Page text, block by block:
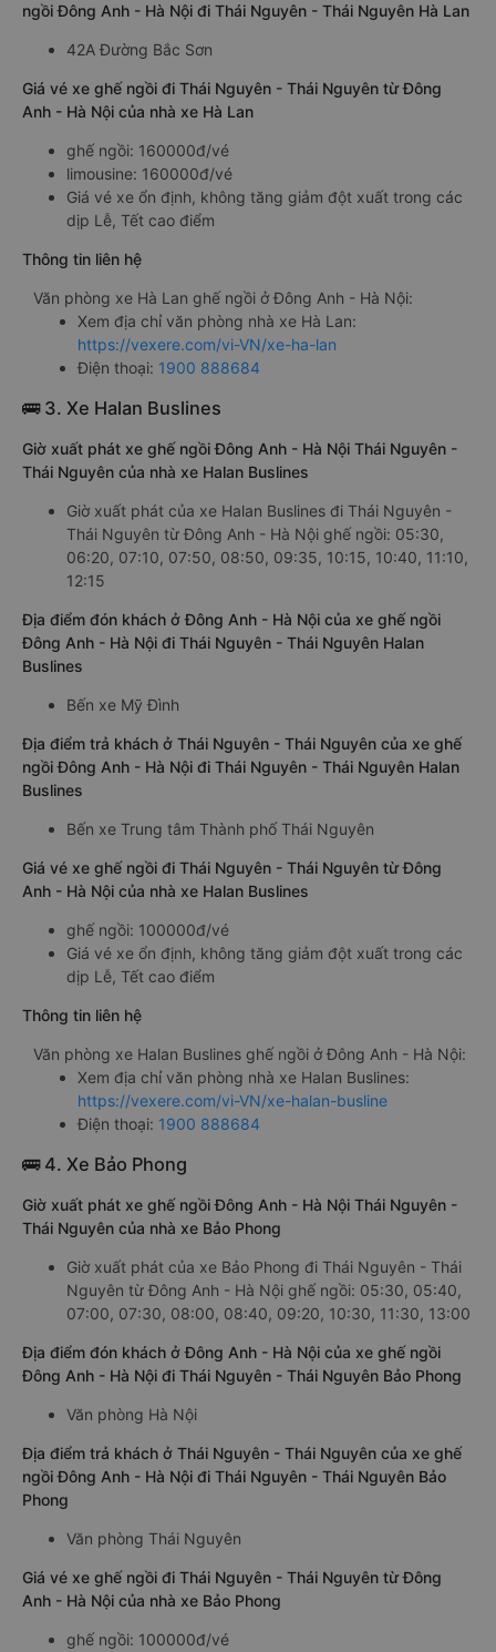
ngồi Đông Anh - Hà Nội đi Thái Nguyên - Thái Nguyên Hà Lan
42A Đường Bắc Sơn
Giá vé xe ghế ngồi đi Thái Nguyên - Thái Nguyên từ Đông
Anh - Hà Nội của nhà xe Hà Lan
ghế ngồi: 160000đ/vé
limousine: 160000đ/vé
Giá vé xe ổn định, không tăng giảm đột xuất trong các
dịp Lễ, Tết cao điểm
Thông tin liên hệ
Văn phòng xe Hà Lan ghế ngồi ở Đông Anh - Hà Nội:
Xem địa chỉ văn phòng nhà xe Hà Lan:
https://vexere.com/vi-VN/xe-ha-lan
Điện thoại: 1900 888684
🚌 3. Xe Halan Buslines
Giờ xuất phát xe ghế ngồi Đông Anh - Hà Nội Thái Nguyên -
Thái Nguyên của nhà xe Halan Buslines
Giờ xuất phát của xe Halan Buslines đi Thái Nguyên -
Thái Nguyên từ Đông Anh - Hà Nội ghế ngồi: 05:30,
06:20, 07:10, 07:50, 08:50, 09:35, 10:15, 10:40, 11:10,
12:15
Địa điểm đón khách ở Đông Anh - Hà Nội của xe ghế ngồi
Đông Anh - Hà Nội đi Thái Nguyên - Thái Nguyên Halan
Buslines
Bến xe Mỹ Đình
Địa điểm trả khách ở Thái Nguyên - Thái Nguyên của xe ghế
ngồi Đông Anh - Hà Nội đi Thái Nguyên - Thái Nguyên Halan
Buslines
Bến xe Trung tâm Thành phố Thái Nguyên
Giá vé xe ghế ngồi đi Thái Nguyên - Thái Nguyên từ Đông
Anh - Hà Nội của nhà xe Halan Buslines
ghế ngồi: 100000đ/vé
Giá vé xe ổn định, không tăng giảm đột xuất trong các
dịp Lễ, Tết cao điểm
Thông tin liên hệ
Văn phòng xe Halan Buslines ghế ngồi ở Đông Anh - Hà Nội:
Xem địa chỉ văn phòng nhà xe Halan Buslines:
https://vexere.com/vi-VN/xe-halan-busline
Điện thoại: 1900 888684
🚌 4. Xe Bảo Phong
Giờ xuất phát xe ghế ngồi Đông Anh - Hà Nội Thái Nguyên -
Thái Nguyên của nhà xe Bảo Phong
Giờ xuất phát của xe Bảo Phong đi Thái Nguyên - Thái
Nguyên từ Đông Anh - Hà Nội ghế ngồi: 05:30, 05:40,
07:00, 07:30, 08:00, 08:40, 09:20, 10:30, 11:30, 13:00
Địa điểm đón khách ở Đông Anh - Hà Nội của xe ghế ngồi
Đông Anh - Hà Nội đi Thái Nguyên - Thái Nguyên Bảo Phong
Văn phòng Hà Nội
Địa điểm trả khách ở Thái Nguyên - Thái Nguyên của xe ghế
ngồi Đông Anh - Hà Nội đi Thái Nguyên - Thái Nguyên Bảo
Phong
Văn phòng Thái Nguyên
Giá vé xe ghế ngồi đi Thái Nguyên - Thái Nguyên từ Đông
Anh - Hà Nội của nhà xe Bảo Phong
ghế ngồi: 100000đ/vé